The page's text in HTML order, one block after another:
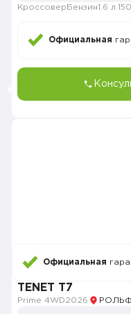
Кроссовер Бензин1.6 л.
Официальная
Официальная
TENET T7
Prime 4WD2026 РОЛЬФ